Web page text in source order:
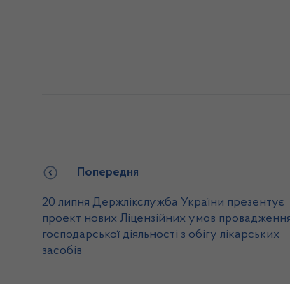
Попередня
20 липня Держлікслужба України презентує
проект нових Ліцензійних умов
господарської діяльності з обігу лікарських
засобів